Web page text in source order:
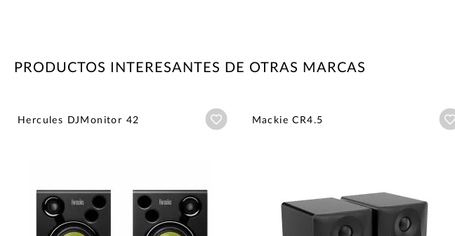
PRODUCTOS INTERESANTES DE OTRAS MARCAS
Hercules DJMonitor 42 Añadir a wishlist
Mackie CR4.5